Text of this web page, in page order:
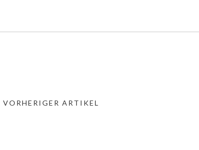
VORHERIGER ARTIKEL